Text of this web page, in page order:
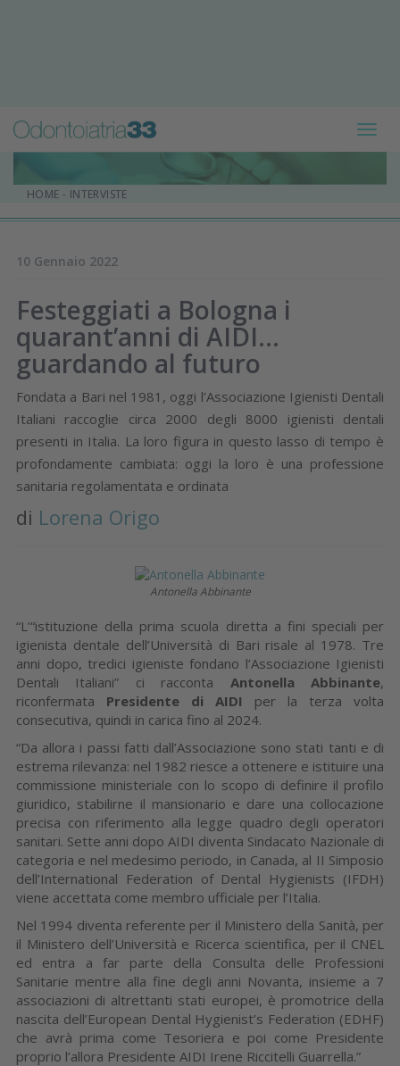
HOME - INTERVISTE
10 Gennaio 2022
Festeggiati a Bologna i
quarant’anni di AIDI…
guardando al futuro
Fondata a Bari nel 1981, oggi l’Associazione Igienisti Dentali
Italiani raccoglie circa 2000 degli 8000 igienisti dentali
presenti in Italia. La loro figura in questo lasso di tempo è
profondamente cambiata: oggi la loro è una professione
sanitaria regolamentata e ordinata
di Lorena Origo
Antonella Abbinante
“L’“istituzione della prima scuola diretta a fini speciali per
igienista dentale dell’Università di Bari risale al 1978. Tre
anni dopo, tredici igieniste fondano l’Associazione Igienisti
Dentali Italiani” ci racconta Antonella Abbinante,
riconfermata Presidente di AIDI per la terza volta
consecutiva, quindi in carica fino al 2024.
“Da allora i passi fatti dall’Associazione sono stati tanti e di
estrema rilevanza: nel 1982 riesce a ottenere e istituire una
commissione ministeriale con lo scopo di definire il profilo
giuridico, stabilirne il mansionario e dare una collocazione
precisa con riferimento alla legge quadro degli operatori
sanitari. Sette anni dopo AIDI diventa Sindacato Nazionale di
categoria e nel medesimo periodo, in Canada, al II Simposio
dell’International Federation of Dental Hygienists (IFDH)
viene accettata come membro ufficiale per l’Italia.
Nel 1994 diventa referente per il Ministero della Sanità, per
il Ministero dell’Università e Ricerca scientifica, per il CNEL
ed entra a far parte della Consulta delle Professioni
Sanitarie mentre alla fine degli anni Novanta, insieme a 7
associazioni di altrettanti stati europei, è promotrice della
nascita dell’European Dental Hygienist’s Federation (EDHF)
che avrà prima come Tesoriera e poi come Presidente
proprio l’allora Presidente AIDI Irene Riccitelli Guarrella.”